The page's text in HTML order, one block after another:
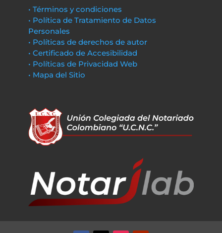
• Términos y condiciones
• Política de Tratamiento de Datos
Personales
• Políticas de derechos de autor
• Certificado de Accesibilidad
• Políticas de Privacidad Web
• Mapa del Sitio